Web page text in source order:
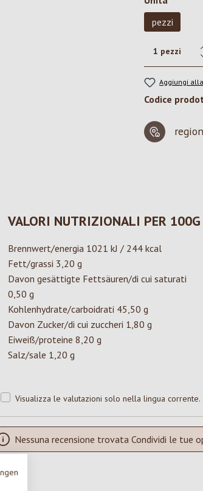
pezzi
Aggiungi
Codice
VALORI NUTRIZIONALI PER 100G
Brennwert/energia 1021 kJ / 244 kcal
Fett/grassi 3,20 g
Davon gesättigte Fettsäuren/di cui saturati
0,50 g
Kohlenhydrate/carboidrati 45,50 g
Davon Zucker/di cui zuccheri 1,80 g
Eiweiß/proteine 8,20 g
Salz/sale 1,20 g
Visualizza le valutazioni solo nella lingua corrente.
Nessuna recensione trovata Condividi le tue